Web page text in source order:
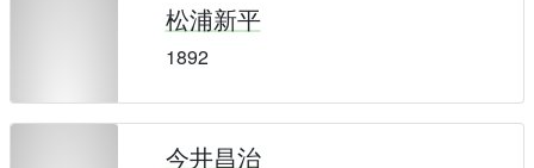
松浦新平
1892
今井昌治